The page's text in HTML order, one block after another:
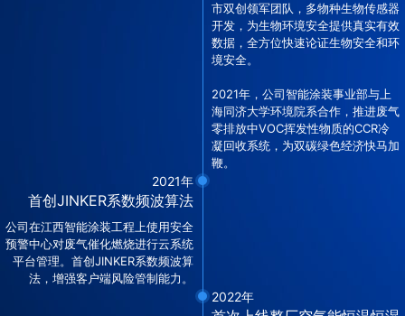
市双创领军团队，多物种生物传感器
开发，为生物环境安全提供真实有效
数据，全方位快速论证生物安全和环
境安全。
2021年，公司智能涂装事业部与上
海同济大学环境院系合作，推进废气
零排放中VOC挥发性物质的CCR冷
凝回收系统，为双碳绿色经济快马加
鞭。
2021年
首创JINKER系数频波算法
公司在江西智能涂装工程上使用安全
预警中心对废气催化燃烧进行云系统
平台管理。首创JINKER系数频波算
法，增强客户端风险管制能力。
2022年